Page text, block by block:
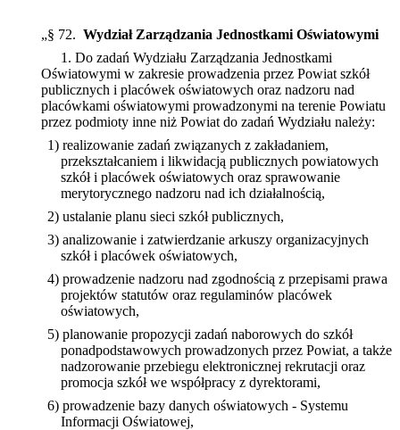
„§ 72. Wydział Zarządzania Jednostkami Oświatowymi
1. Do zadań Wydziału Zarządzania Jednostkami
Oświatowymi w zakresie prowadzenia przez Powiat szkół
publicznych i placówek oświatowych oraz nadzoru nad
placówkami oświatowymi prowadzonymi na terenie Powiatu
przez podmioty inne niż Powiat do zadań Wydziału należy:
1) realizowanie zadań związanych z zakładaniem,
przekształcaniem i likwidacją publicznych powiatowych
szkół i placówek oświatowych oraz sprawowanie
merytorycznego nadzoru nad ich działalnością,
2) ustalanie planu sieci szkół publicznych,
3) analizowanie i zatwierdzanie arkuszy organizacyjnych
szkół i placówek oświatowych,
4) prowadzenie nadzoru nad zgodnością z przepisami prawa
projektów statutów oraz regulaminów placówek
oświatowych,
5) planowanie propozycji zadań naborowych do szkół
ponadpodstawowych prowadzonych przez Powiat, a także
nadzorowanie przebiegu elektronicznej rekrutacji oraz
promocja szkół we współpracy z dyrektorami,
6) prowadzenie bazy danych oświatowych - Systemu
Informacji Oświatowej,